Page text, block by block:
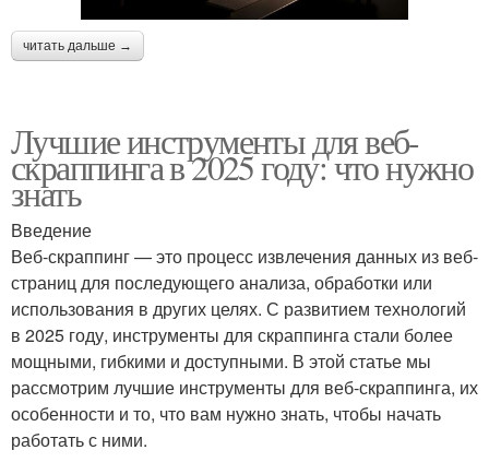
читать дальше →
Лучшие инструменты для веб-
скраппинга в 2025 году: что нужно
знать
Введение
Веб-скраппинг — это процесс извлечения данных из веб-
страниц для последующего анализа, обработки или
использования в других целях. С развитием технологий
в 2025 году, инструменты для скраппинга стали более
мощными, гибкими и доступными. В этой статье мы
рассмотрим лучшие инструменты для веб-скраппинга, их
особенности и то, что вам нужно знать, чтобы начать
работать с ними.